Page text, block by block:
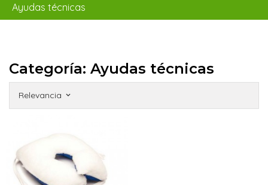
Ayudas técnicas
Categoría: Ayudas técnicas
Relevancia keyboard_arrow_down